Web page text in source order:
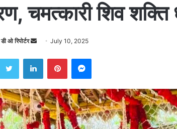
चमत्कारी शिव
ओ रिपोर्टर
SendJuly 10, 2025
Twitter LinkedInPinterestMessenger